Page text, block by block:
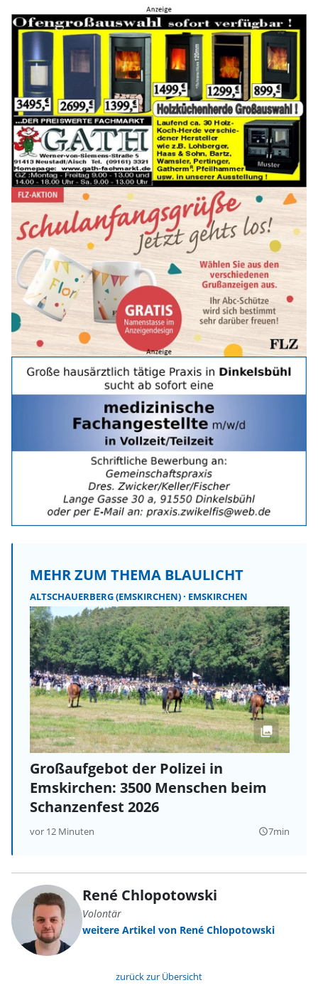
MEHR ZUM THEMA BLAULICHT
ALTSCHAUERBERG (EMSKIRCHEN) EMSKIRCHEN
Großaufgebot der Polizei in
Emskirchen: 3500 Menschen beim
Schanzenfest 2026
vor 12 Minuten query_builder7min
René Chlopotowski
Volontär
weitere Artikel von René Chlopotowski
zurück zur Übersicht